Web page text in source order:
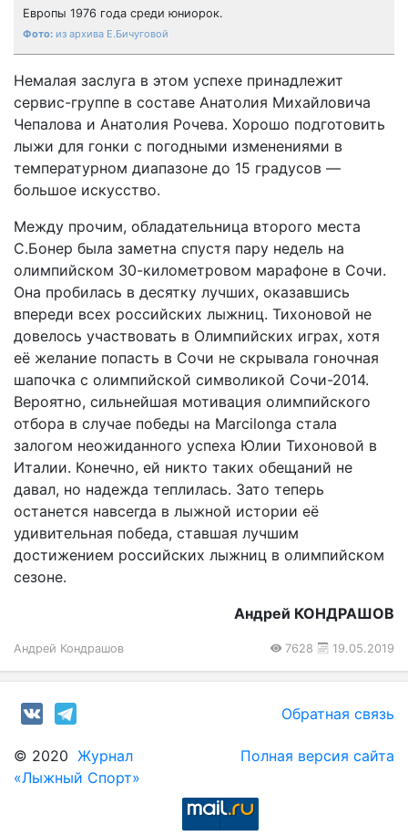
Европы 1976 года среди юниорок.
из архива Е.Бичуговой
Немалая заслуга в этом успехе принадлежит
сервис-группе в составе Анатолия Михайловича
Чепалова и Анатолия Рочева. Хорошо подготовить
лыжи для гонки с погодными изменениями в
температурном диапазоне до 15 градусов —
большое искусство.
Между прочим, обладательница второго места
С.Бонер была заметна спустя пару недель на
олимпийском 30-километровом марафоне в Сочи.
Она пробилась в десятку лучших, оказавшись
впереди всех российских лыжниц. Тихоновой не
довелось участвовать в Олимпийских играх, хотя
её желание попасть в Сочи не скрывала гоночная
шапочка с олимпийской символикой Сочи-2014.
Вероятно, сильнейшая мотивация олимпийского
отбора в случае победы на Marcilonga стала
залогом неожиданного успеха Юлии Тихоновой в
Италии. Конечно, ей никто таких обещаний не
давал, но надежда теплилась. Зато теперь
останется навсегда в лыжной истории её
удивительная победа, ставшая лучшим
достижением российских лыж­ниц в олимпийском
сезоне.
Андрей КОНДРАШОВ
Андрей Кондрашов 7628 19.05.2019
Обратная связь
© 2020 Журнал
«Лыжный Спорт»
Полная версия сайта